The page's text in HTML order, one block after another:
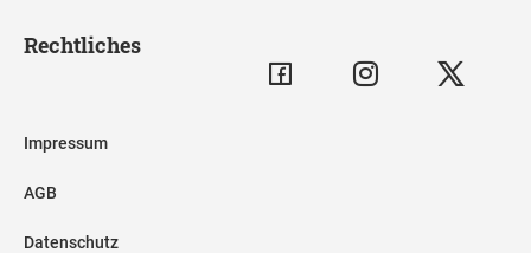
Rechtliches
Impressum
AGB
Datenschutz